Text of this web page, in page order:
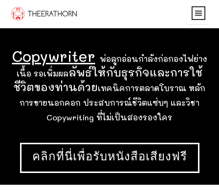
THE OHMPIANG
Contact
Copywriter พ่อลูกอ่อนกำลังก่อกองไฟย่าง
เนื้อ รอเพิ่มผลลัพธ์ให้กับธุรกิจและการใช้
ชีวิตของท่านด้วยเทคนิคการตลาดโบราณ หลัก
การขายนอกคอก ประสบการณ์ชีวิตแซ่บๆ และวิชา
Copywriting ที่ไม่เป็นสองรองใคร
คลิกที่นี่เพื่อรับหนังสือเสียงฟรี